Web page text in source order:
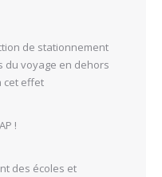
de stationnement
du voyage en dehors
cet effet
!
des écoles et